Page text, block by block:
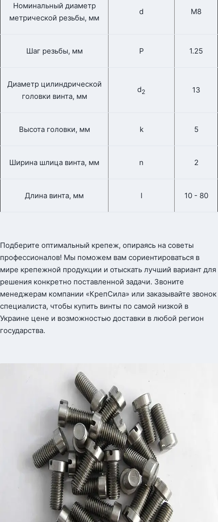
Номинальный диаметр
метрической резьбы, мм
d М8
Шаг резьбы, мм P 1.25
Диаметр цилиндрической
головки винта, мм
d2 13
Высота головки, мм k 5
Ширина шлица винта, мм n 2
Длина винта, мм l 10 - 80
Подберите оптимальный крепеж, опираясь на советы
профессионалов! Мы поможем вам сориентироваться в
мире крепежной продукции и отыскать лучший вариант для
решения конкретно поставленной задачи. Звоните
менеджерам компании «КрепСила» или заказывайте звонок
специалиста, чтобы купить винты по самой низкой в
Украине цене и возможностью доставки в любой регион
государства.